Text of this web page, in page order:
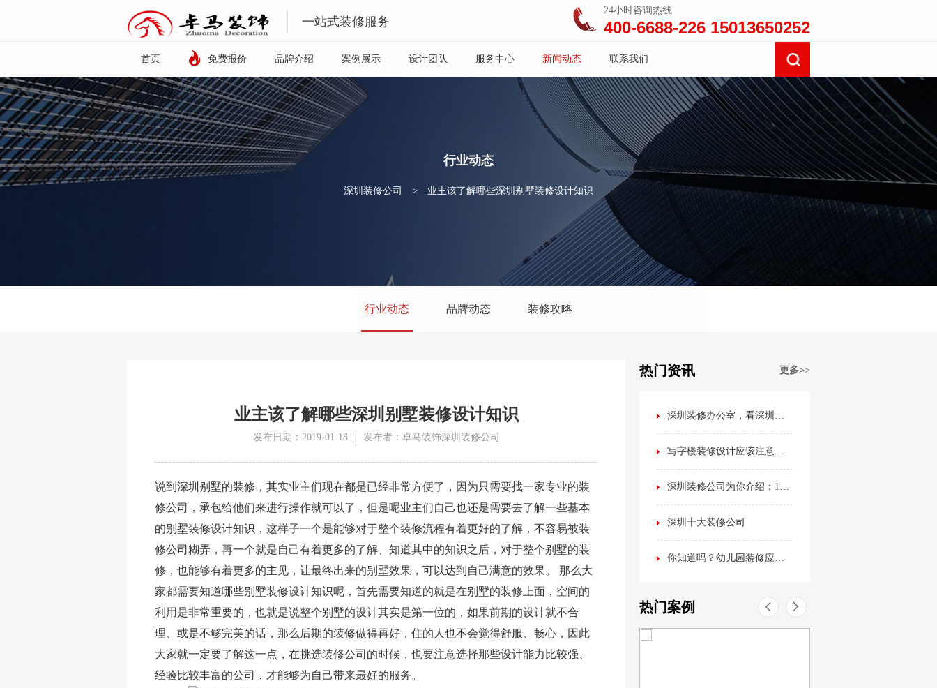
一站式装修服务
24小时咨询热线
400-6688-226 15013650252
首页 免费报价 品牌介绍 案例展示 设计团队 服务中心 新闻动态 联系我们
行业动态
深圳装修公司 > 业主该了解哪些深圳别墅装修设计知识
行业动态 品牌动态 装修攻略
业主该了解哪些深圳别墅装修设计知识
发布日期：2019-01-18 发布者：卓马装饰深圳装修公司
说到深圳别墅的装修，其实业主们现在都是已经非常方便了，因为只需要找一家专业的装
修公司，承包给他们来进行操作就可以了，但是呢业主们自己也还是需要去了解一些基本
的别墅装修设计知识，这样子一个是能够对于整个装修流程有着更好的了解，不容易被装
修公司糊弄，再一个就是自己有着更多的了解、知道其中的知识之后，对于整个别墅的装
修，也能够有着更多的主见，让最终出来的别墅效果，可以达到自己满意的效果。 那么大
家都需要知道哪些别墅装修设计知识呢，首先需要知道的就是在别墅的装修上面，空间的
利用是非常重要的，也就是说整个别墅的设计其实是第一位的，如果前期的设计就不合
理、或是不够完美的话，那么后期的装修做得再好，住的人也不会觉得舒服、畅心，因此
大家就一定要了解这一点，在挑选装修公司的时候，也要注意选择那些设计能力比较强、
经验比较丰富的公司，才能够为自己带来最好的服务。
热门资讯 更多>>
深圳装修办公室，看深圳装修公司排名榜？不如看看这篇最全办公室装修攻略！
写字楼装修设计应该注意哪些事项？
深圳装修公司为你介绍：15种最流行的室内装修风格
深圳十大装修公司
你知道吗？幼儿园装修应该是这样的！
热门案例